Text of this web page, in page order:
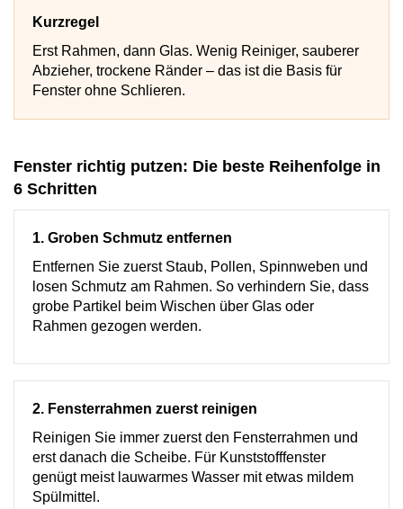
Kurzregel
Erst Rahmen, dann Glas. Wenig Reiniger, sauberer
Abzieher, trockene Ränder – das ist die Basis für
Fenster ohne Schlieren.
Fenster richtig putzen: Die beste Reihenfolge in
6 Schritten
1. Groben Schmutz entfernen
Entfernen Sie zuerst Staub, Pollen, Spinnweben und
losen Schmutz am Rahmen. So verhindern Sie, dass
grobe Partikel beim Wischen über Glas oder
Rahmen gezogen werden.
2. Fensterrahmen zuerst reinigen
Reinigen Sie immer zuerst den Fensterrahmen und
erst danach die Scheibe. Für Kunststofffenster
genügt meist lauwarmes Wasser mit etwas mildem
Spülmittel.